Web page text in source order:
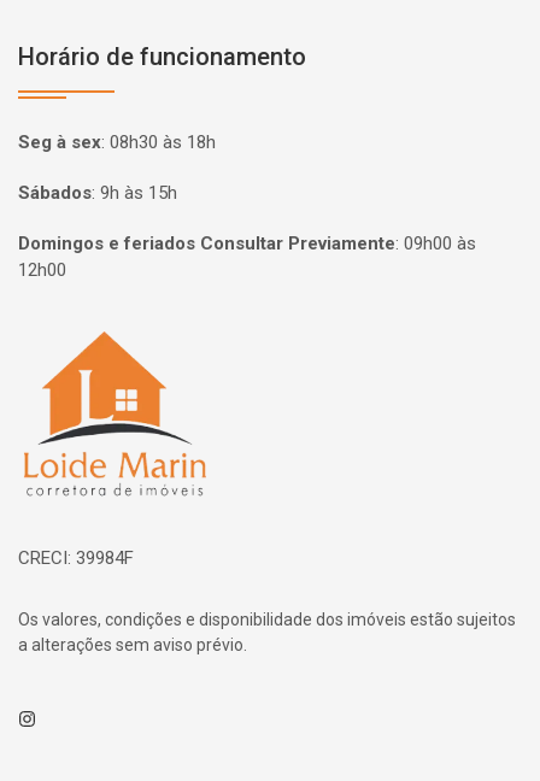
Horário de funcionamento
Seg à sex: 08h30 às 18h
Sábados: 9h às 15h
Domingos e feriados Consultar Previamente: 09h00 às
12h00
Página inicial
CRECI: 39984F
Os valores, condições e disponibilidade dos imóveis estão sujeitos
a alterações sem aviso prévio.
Instagram